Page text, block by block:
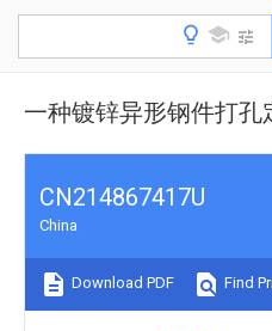
一种镀锌异形钢件打孔
CN214867417U
China
Download PDF Find